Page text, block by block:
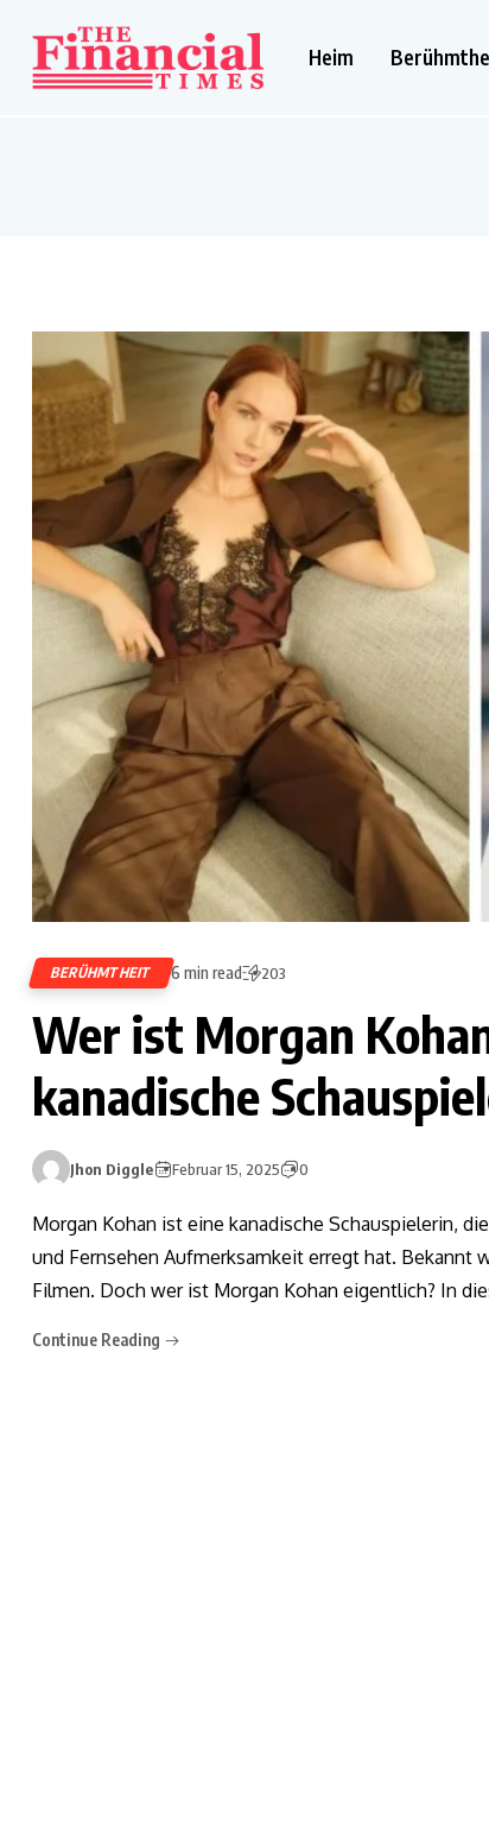
Heim
BERÜHMTHEIT 6 min read 203
Wer ist Morgan
kanadische
Jhon Diggle Februar 15, 2025 0
Morgan Kohan ist eine kanadische Schauspielerin,
und Fernsehen Aufmerksamkeit erregt hat. Bekannt
Filmen. Doch wer ist Morgan Kohan eigentlich? In
Continue Reading